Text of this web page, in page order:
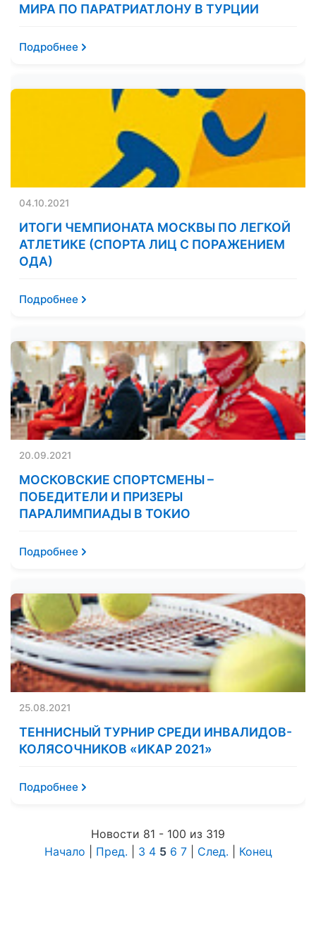
МИРА ПО ПАРАТРИАТЛОНУ В ТУРЦИИ
Подробнее
04.10.2021
ИТОГИ ЧЕМПИОНАТА МОСКВЫ ПО ЛЕГКОЙ
АТЛЕТИКЕ (СПОРТА ЛИЦ С ПОРАЖЕНИЕМ
ОДА)
Подробнее
20.09.2021
МОСКОВСКИЕ СПОРТСМЕНЫ –
ПОБЕДИТЕЛИ И ПРИЗЕРЫ
ПАРАЛИМПИАДЫ В ТОКИО
Подробнее
25.08.2021
ТЕННИСНЫЙ ТУРНИР СРЕДИ ИНВАЛИДОВ-
КОЛЯСОЧНИКОВ «ИКАР 2021»
Подробнее
Новости 81 - 100 из 319
Начало
Пред. 3 4 5 6 7| След. Конец